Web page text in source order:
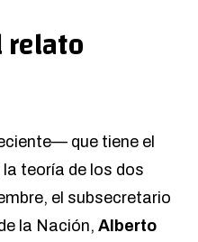
relato
que tiene el
la teoría de los dos
el subsecretario
la Nación, Alberto